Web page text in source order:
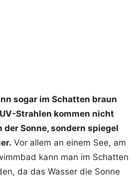
sogar im Schatten braun
Strahlen kommen nicht
Sonne, sondern spiegel
Vor allem an einem See, am
kann man im Schatten
da das Wasser die Sonne